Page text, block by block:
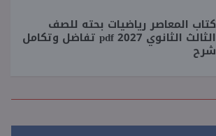
كتاب المعاصر رياضيات بحته للصف
الثالث الثانوي 2027 pdf تفاضل وتكامل
شرح